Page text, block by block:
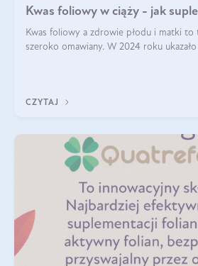
Kwas foliowy w ciąży - jak
Kwas foliowy a zdrowie płodu i matki
szeroko omawiany. W 2024 roku
CZYTAJ